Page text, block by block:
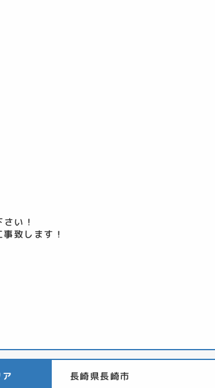
い！
致します！
長崎県長崎市